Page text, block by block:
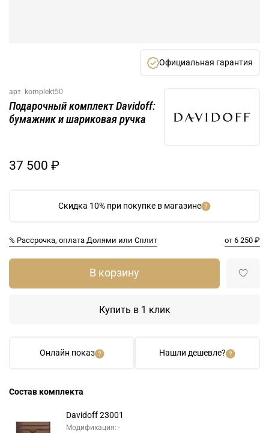
Официальная гарантия
арт. komplekt50
Скидка 10% при покупке в магазине
% Рассрочка, оплата Долями или Сплит от 6 250 ₽
Подарочный комплект Davidoff:
бумажник и шариковая ручка
37 500 ₽
Онлайн показ Нашли дешевле?
В корзину
Купить в 1 клик
Состав комплекта
Davidoff 23001
Модификация: -